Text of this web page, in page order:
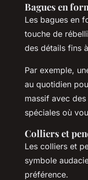
Bagues en
Les bagues en
touche de
des détails fins
Par exemple,
au quotidien
massif avec
spéciales où
Colliers et
Les colliers et
symbole
préférence.